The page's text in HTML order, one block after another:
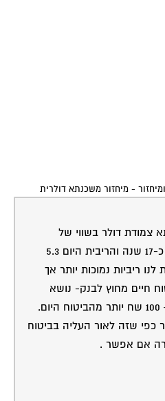
- מיחזור משכנתא דולרית
צמודת דולר בשווי של
כ-225000 ש"ח – החזר עוד כ-17 שנה והריבית היום 5.3
ריביות נמוכות יותר אך
חיים מחוץ לבנק- נושא
שזה לאור העליה בביטוח
אם אפשר .